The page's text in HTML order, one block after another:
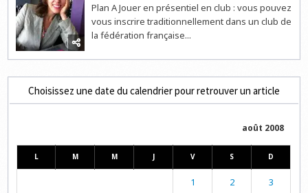
Plan A Jouer en présentiel en club : vous pouvez
vous inscrire traditionnellement dans un club de
la fédération française...
Choisissez une date du calendrier pour retrouver un article
août 2008
L M M J V S D
1 2 3